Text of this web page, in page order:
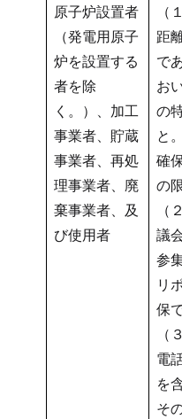
原子炉設置者
（発電用原子
炉を設置する
者を除
く。）、加工
事業者、貯蔵
事業者、再処
理事業者、廃
棄事業者、及
び使用者
距
で
お
の
と
確
の
議
参
リ
保
電
を
そ